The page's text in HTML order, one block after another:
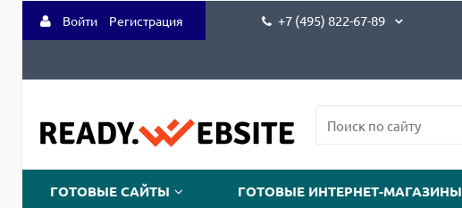
Войти Регистрация +7 (495) 822-67-89
ГОТОВЫЕ САЙТЫ ГОТОВЫЕ ИНТЕРНЕТ-МАГАЗИНЫ